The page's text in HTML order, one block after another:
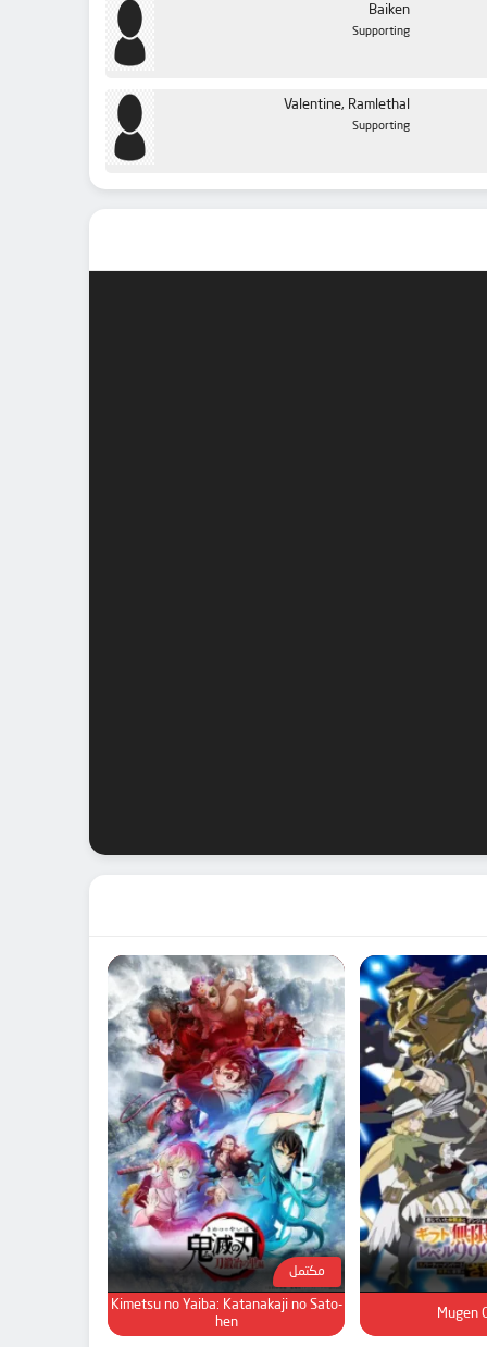
Baiken
Supporting
Valentine, Ramlethal
Supporting
Mugen
مكتمل
Kimetsu no Yaiba: Katanakaji no Sato-
hen